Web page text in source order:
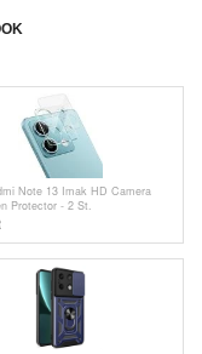
Note 13 Imak HD Camera
Protector - 2 St.